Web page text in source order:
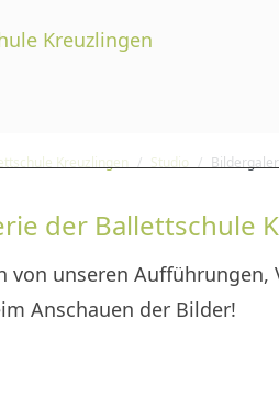
Kreuzlingen Studio
der Ballettschule
von unseren
Anschauen der Bilder!